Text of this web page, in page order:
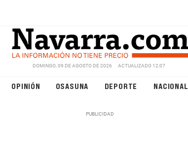
DOMINGO, 09 DE AGOSTO DE 2026 ACTUALIZADO 12:07
OPINIÓN OSASUNA DEPORTE NACIONAL